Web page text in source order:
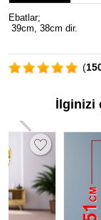
Ebatlar;
39cm, 38cm dir.
(
İlginizi